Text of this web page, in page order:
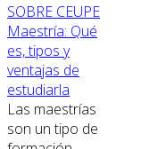
SOBRE CEUPE
Maestría: Qué
es, tipos y
ventajas de
estudiarla
Las maestrías
son un tipo de